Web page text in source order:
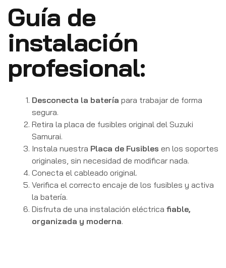
Guía de
instalación
profesional:
Desconecta la batería para trabajar de forma
segura.
Retira la placa de fusibles original del Suzuki
Samurai.
Instala nuestra Placa de Fusibles en los soportes
originales, sin necesidad de modificar nada.
Conecta el cableado original.
Verifica el correcto encaje de los fusibles y activa
la batería.
Disfruta de una instalación eléctrica fiable,
organizada y moderna.